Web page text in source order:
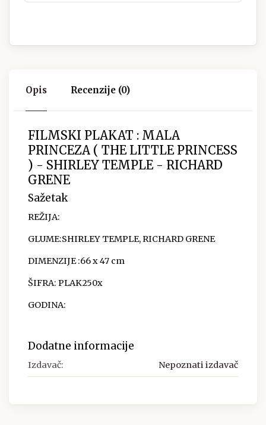
Opis Recenzije (0)
FILMSKI PLAKAT : MALA
PRINCEZA ( THE LITTLE PRINCESS
) - SHIRLEY TEMPLE - RICHARD
GRENE
Sažetak
REŽIJA:
GLUME:SHIRLEY TEMPLE, RICHARD GRENE
DIMENZIJE:66 x 47 cm
ŠIFRA: PLAK250x
GODINA:
Dodatne informacije
Izdavač: Nepoznati izdavač